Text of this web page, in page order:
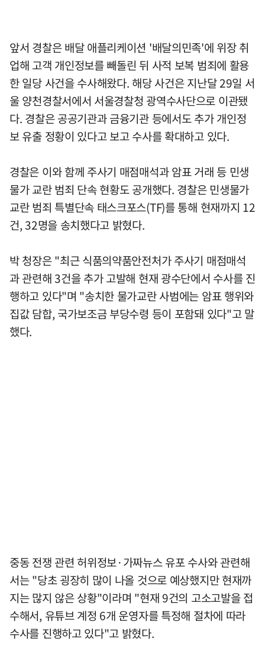
앞서 경찰은 배달 애플리케이션 '배달의민족'에 위장 취
업해 고객 개인정보를 빼돌린 뒤 사적 보복 범죄에 활용
한 일당 사건을 수사해왔다. 해당 사건은 지난달 29일 서
울 양천경찰서에서 서울경찰청 광역수사단으로 이관됐
다. 경찰은 공공기관과 금융기관 등에서도 추가 개인정
보 유출 정황이 있다고 보고 수사를 확대하고 있다.
경찰은 이와 함께 주사기 매점매석과 암표 거래 등 민생
물가 교란 범죄 단속 현황도 공개했다. 경찰은 민생물가
교란 범죄 특별단속 태스크포스(TF)를 통해 현재까지 12
건, 32명을 송치했다고 밝혔다.
박 청장은 "최근 식품의약품안전처가 주사기 매점매석
과 관련해 3건을 추가 고발해 현재 광수단에서 수사를 진
행하고 있다"며 "송치한 물가교란 사범에는 암표 행위와
집값 담합, 국가보조금 부당수령 등이 포함돼 있다"고 말
했다.
중동 전쟁 관련 허위정보·가짜뉴스 유포 수사와 관련해
서는 "당초 굉장히 많이 나올 것으로 예상했지만 현재까
지는 많지 않은 상황"이라며 "현재 9건의 고소고발을 접
수해서, 유튜브 계정 6개 운영자를 특정해 절차에 따라
수사를 진행하고 있다"고 밝혔다.